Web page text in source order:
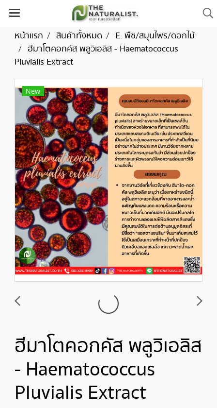
หน้าแรก สินค้าทั้งหมด
E. พืช/สมุนไพร/ดอกไม้
ฮีมาโตคอกคัส พลูวิเอลิส - Haematococcus
Pluvialis Extract
New
ฮีมาโตคอกคัส พลูวิเอลิส
- Haematococcus
Pluvialis Extract